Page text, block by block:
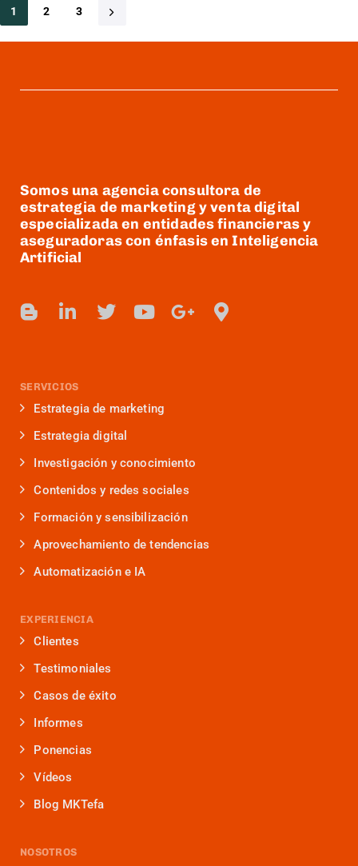
1 2 3
Somos una agencia consultora de
estrategia de marketing y venta digital
especializada en entidades financieras y
aseguradoras con énfasis en Inteligencia
Artificial
SERVICIOS
Estrategia de marketing
Estrategia digital
Investigación y conocimiento
Contenidos y redes sociales
Formación y sensibilización
Aprovechamiento de tendencias
Automatización e IA
EXPERIENCIA
Clientes
Testimoniales
Casos de éxito
Informes
Ponencias
Vídeos
Blog MKTefa
NOSOTROS